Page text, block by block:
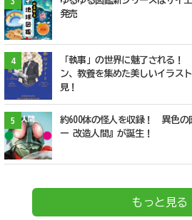
発売
4
「執事」の世界に魅了される
ン、教養を集めた美しいイラス
見！
5
約600体の怪人を収録！ 異色
ー 改造人間』が誕生！
もっと見る